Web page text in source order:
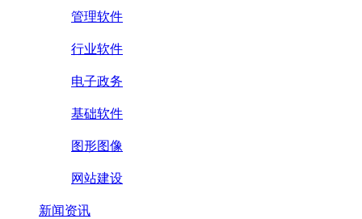
管理软件
行业软件
电子政务
基础软件
图形图像
网站建设
新闻资讯